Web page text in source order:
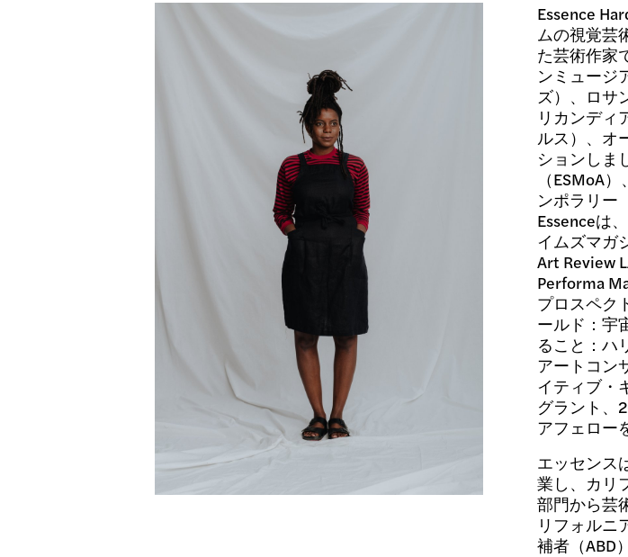
Essence
ムの視覚芸
た芸術作家
ンミュージ
ズ）、ロサ
リカンディ
ルス）、オ
ションしま
（ESMoA
ンポラリー
Essenceは
イムズマガ
Art Review
Performa
プロスペク
ールド：宇
ること：ハ
アートコン
イティブ・
グラント、
アフェロー
エッセンス
業し、カリ
部門から芸
リフォルニ
補者（ABD）